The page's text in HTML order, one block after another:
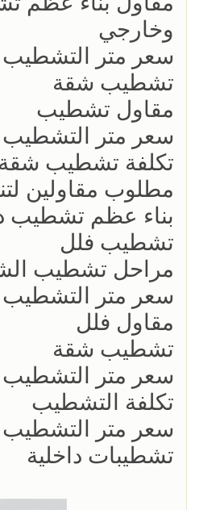
وخارجي
سعر متر التشطيب
تشطيب شقة
مقاول تشطيب
سعر متر التشطيب
تكلفة تشطيب شقة
مطلوب مقاولين
بناء عظم تشطيب
تشطيب فلل
مراحل تشطيب
سعر متر التشطيب
مقاول فلل
تشطيب شقة
سعر متر التشطيب
تكلفة التشطيب
سعر متر التشطيب
تشطيبات داخلية